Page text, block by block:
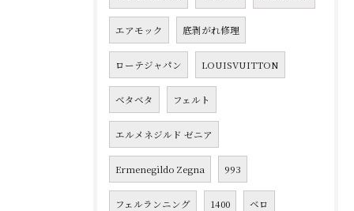
エアモック 底剥がれ修理
ローテジャパン LOUISVUITTON
ベタベタ フェルト
エルメネジルド ゼニア
Ermenegildo Zegna 993
フェルランニング 1400 ベロ